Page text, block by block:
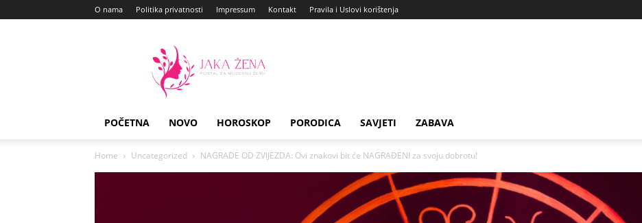
O nama Politika privatnosti Impressum Kontakt Pravila i Uslovi korištenja
Zena
POČETNA NOVO HOROSKOP PORODICA SAVJETI ZABAVA
Home Uncategorized NAGRADE OD ZVIJEZDA: Ovi znakovi bit će NAGRAĐENI za svoju dobrotu!